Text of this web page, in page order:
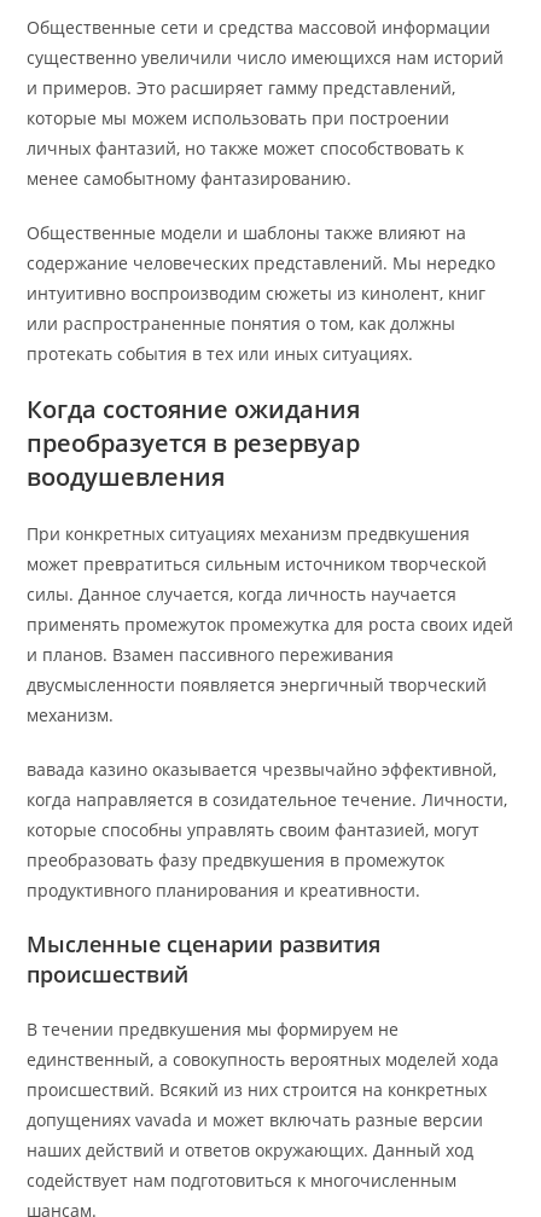
Общественные сети и средства массовой информации
существенно увеличили число имеющихся нам историй
и примеров. Это расширяет гамму представлений,
которые мы можем использовать при построении
личных фантазий, но также может способствовать к
менее самобытному фантазированию.
Общественные модели и шаблоны также влияют на
содержание человеческих представлений. Мы нередко
интуитивно воспроизводим сюжеты из кинолент, книг
или распространенные понятия о том, как должны
протекать события в тех или иных ситуациях.
Когда состояние ожидания
преобразуется в резервуар
воодушевления
При конкретных ситуациях механизм предвкушения
может превратиться сильным источником творческой
силы. Данное случается, когда личность научается
применять промежуток промежутка для роста своих идей
и планов. Взамен пассивного переживания
двусмысленности появляется энергичный творческий
механизм.
вавада казино оказывается чрезвычайно эффективной,
когда направляется в созидательное течение. Личности,
которые способны управлять своим фантазией, могут
преобразовать фазу предвкушения в промежуток
продуктивного планирования и креативности.
Мысленные сценарии развития
происшествий
В течении предвкушения мы формируем не
единственный, а совокупность вероятных моделей хода
происшествий. Всякий из них строится на конкретных
допущениях vavada и может включать разные версии
наших действий и ответов окружающих. Данный ход
содействует нам подготовиться к многочисленным
шансам.